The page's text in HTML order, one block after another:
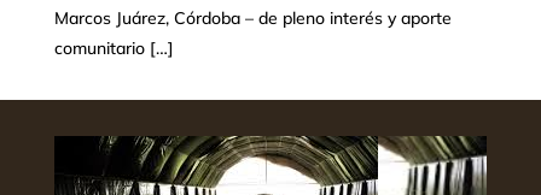
Marcos Juárez, Córdoba – de pleno interés y aporte
comunitario […]